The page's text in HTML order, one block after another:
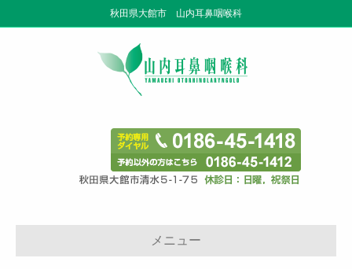
秋田県大館市 山内耳鼻咽喉科
メニュー